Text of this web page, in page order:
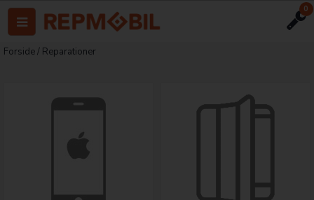
0
Forside/ Reparationer